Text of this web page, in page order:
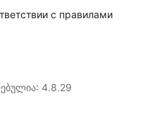
с правилами
4.8.29